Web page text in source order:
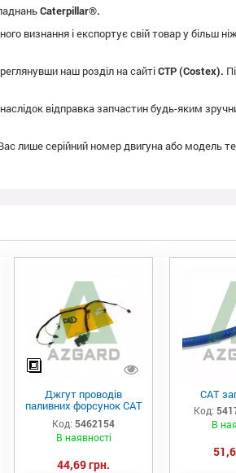
Caterpillar®.
визнання і експортує свій товар у більш ніж
наш розділ на сайтіCTP (Costex).
відправка запчастин будь-яким
лише серійний номер двигуна або модель
Джгут проводів
паливних форсунок CAT
C7/C9 (546-2154)
Код: 5462154
В наявності
44,69 грн.
САТ
Код:
В